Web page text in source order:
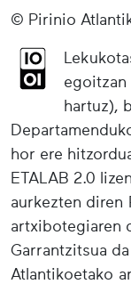
© Pirinio
egoitzan
hartuz),
hor ere
ETALAB 2.0
aurkezten diren
artxibotegiaren
Garrantzitsua
Atlantikoetako